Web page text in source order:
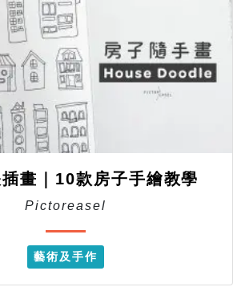
畫｜10款房子手繪教學
Pictoreasel
藝術及手作